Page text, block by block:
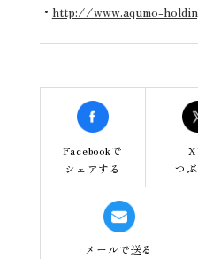
・ http://www.aqumo-
Facebookで
シェアする
X
つ
メールで送る